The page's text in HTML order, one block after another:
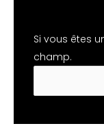
Si vous êtes
champ.